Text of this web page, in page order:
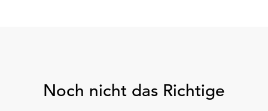
Noch nicht das Richtige